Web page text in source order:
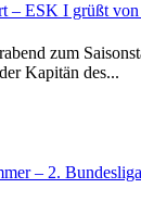
– ESK I grüßt von
zum
Kapitän des...
– 2.